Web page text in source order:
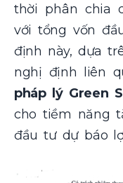
thời phân chia
với tổng vốn
định này, dựa
nghị định liên
pháp lý Green
cho tiềm năng
đầu tư dự báo